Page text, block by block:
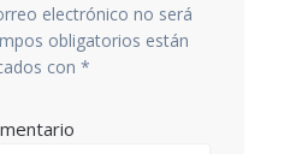
electrónico no será
obligatorios están
con *